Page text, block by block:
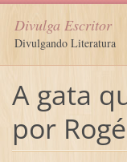
Divulga Escritor
Divulgando Literatura
A gata
por